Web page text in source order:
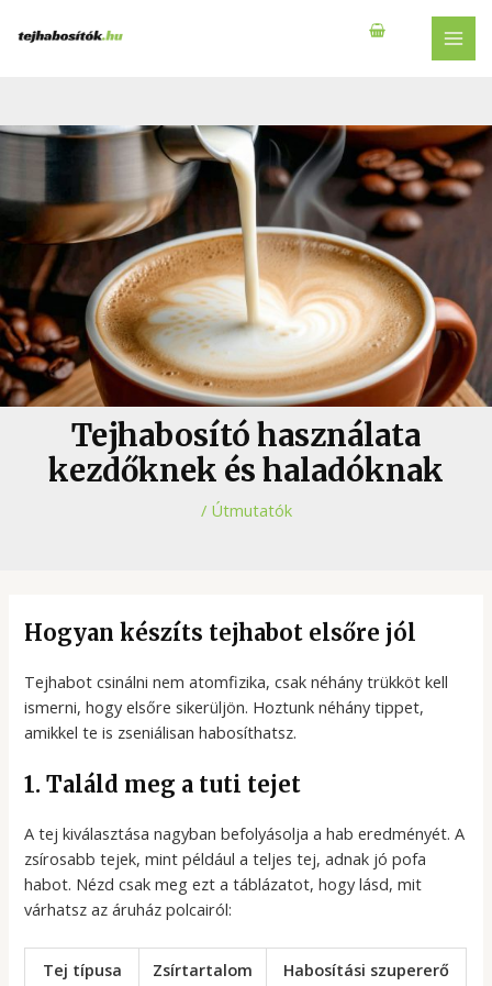
Tejhabosító használata
kezdőknek és haladóknak
/ Útmutatók
Hogyan készíts tejhabot elsőre jól
Tejhabot csinálni nem atomfizika, csak néhány trükköt kell
ismerni, hogy elsőre sikerüljön. Hoztunk néhány tippet,
amikkel te is zseniálisan habosíthatsz.
1. Találd meg a tuti tejet
A tej kiválasztása nagyban befolyásolja a hab eredményét. A
zsírosabb tejek, mint például a teljes tej, adnak jó pofa
habot. Nézd csak meg ezt a táblázatot, hogy lásd, mit
várhatsz az áruház polcairól:
Tej típusa Zsírtartalom
Habosítási szupererő